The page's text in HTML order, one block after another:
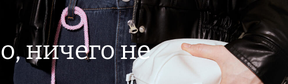
ничего не